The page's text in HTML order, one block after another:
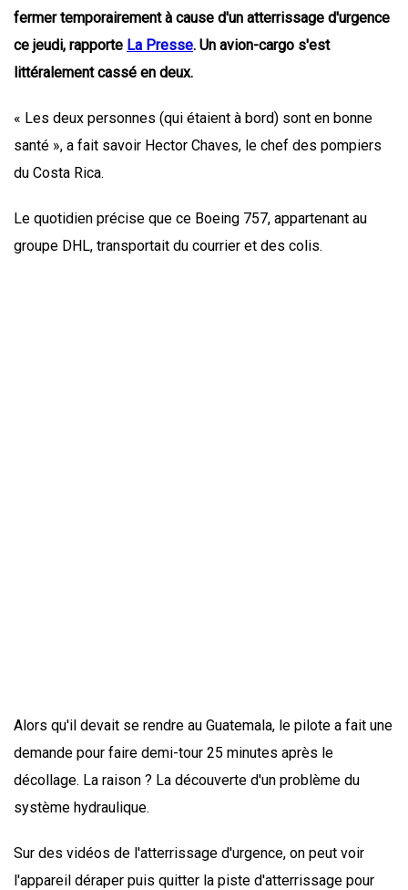
fermer temporairement à cause d'un atterrissage d'urgence
ce jeudi, rapporte La Presse. Un avion-cargo s'est
littéralement cassé en deux.
« Les deux personnes (qui étaient à bord) sont en bonne
santé », a fait savoir Hector Chaves, le chef des pompiers
du Costa Rica.
Le quotidien précise que ce Boeing 757, appartenant au
groupe DHL, transportait du courrier et des colis.
Alors qu'il devait se rendre au Guatemala, le pilote a fait une
demande pour faire demi-tour 25 minutes après le
décollage. La raison ? La découverte d'un problème du
système hydraulique.
Sur des vidéos de l'atterrissage d'urgence, on peut voir
l'appareil déraper puis quitter la piste d'atterrissage pour